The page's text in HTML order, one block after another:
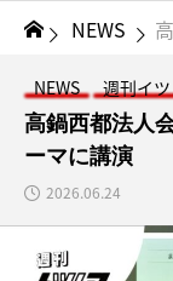
NEWS
NEWS
週刊イ
高鍋西都法人
ーマに講演
2026.06.24